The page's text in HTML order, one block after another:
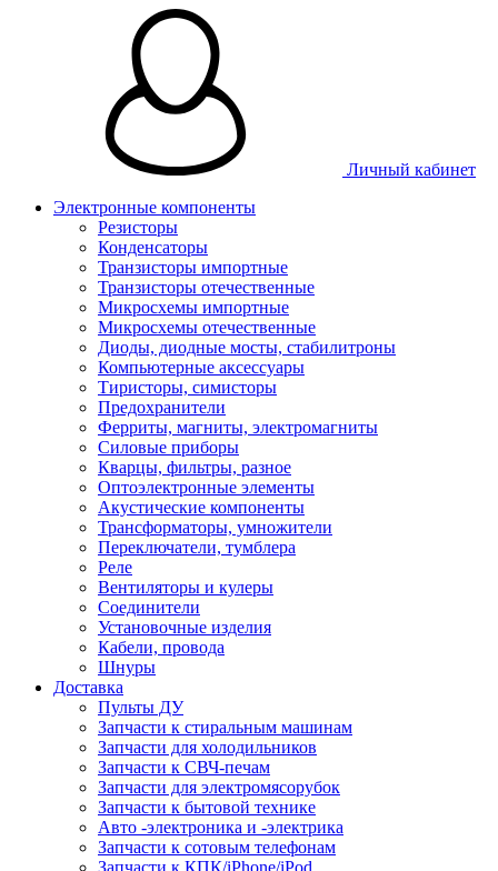
Личный кабинет
Электронные компоненты
Резисторы
Конденсаторы
Транзисторы импортные
Транзисторы отечественные
Микросхемы импортные
Микросхемы отечественные
Диоды, диодные мосты, стабилитроны
Компьютерные аксессуары
Тиристоры, симисторы
Предохранители
Ферриты, магниты, электромагниты
Силовые приборы
Кварцы, фильтры, разное
Оптоэлектронные элементы
Акустические компоненты
Трансформаторы, умножители
Переключатели, тумблера
Реле
Вентиляторы и кулеры
Соединители
Установочные изделия
Кабели, провода
Шнуры
Доставка
Пульты ДУ
Запчасти к стиральным машинам
Запчасти для холодильников
Запчасти к СВЧ-печам
Запчасти для электромясорубок
Запчасти к бытовой технике
Авто -электроника и -электрика
Запчасти к сотовым телефонам
Запчасти к КПК/iPhone/iPod